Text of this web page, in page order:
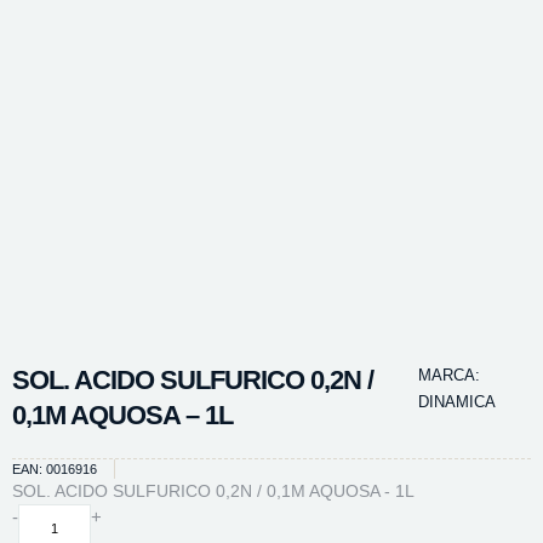
SOL. ACIDO SULFURICO 0,2N /
0,1M AQUOSA – 1L
MARCA:
DINAMICA
EAN: 0016916
SOL. ACIDO SULFURICO 0,2N / 0,1M AQUOSA - 1L
-
SOL.
+